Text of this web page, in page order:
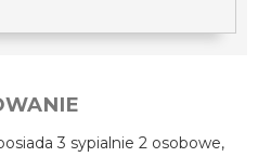
3 sypialnie 2 osobowe,